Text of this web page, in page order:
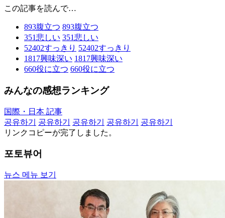
この記事を読んで…
893腹立つ 893腹立つ
351悲しい 351悲しい
52402すっきり 52402すっきり
1817興味深い 1817興味深い
660役に立つ 660役に立つ
みんなの感想ランキング
国際・日本 記事
공유하기
공유하기 공유하기 공유하기
공유하기
リンクコピーが完了しました。
포토뷰어
뉴스 메뉴 보기